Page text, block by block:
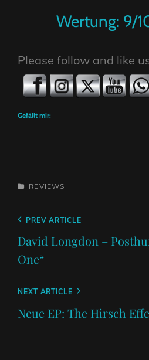
Wertung: 9/
Please follow and like
Gefällt mir:
CATEGORIES
REVIEWS
Beitragsnavigation
Previous
Post
PREV ARTICLE
David Longdon –
One“
Next
NEXT ARTICLE
Neue EP: The Hirsch